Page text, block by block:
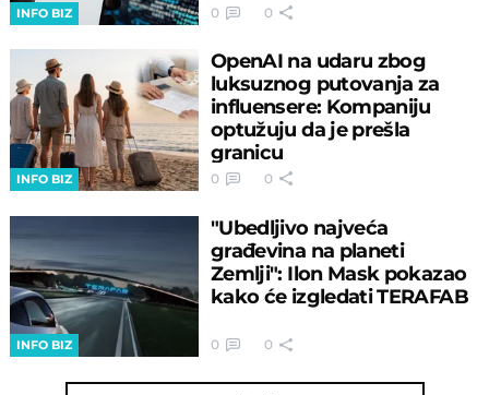
INFO BIZ 0 0
INFO BIZ
OpenAI na udaru zbog
luksuznog putovanja za
influensere: Kompaniju
optužuju da je prešla
granicu
0 0
INFO BIZ
"Ubedljivo najveća
građevina na planeti
Zemlji": Ilon Mask pokazao
kako će izgledati TERAFAB
0 0